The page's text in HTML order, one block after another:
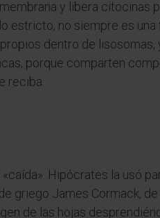
y libera citocinas
estricto, no siempre es
dentro de
porque comparten
reciba.
«caída». Hipócrates la usó
griego James Cormack,
de las hojas